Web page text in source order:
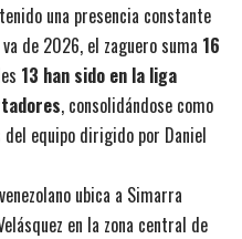
una presencia constante
de 2026, el zaguero suma 16
13 han sido en la liga
, consolidándose como
equipo dirigido por Daniel
ubica a Simarra
en la zona central de